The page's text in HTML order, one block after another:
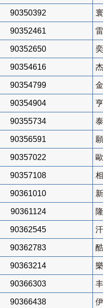
90350392
90352461
90352650
90354616
90354799
90354904
90355734
90356591
90357022
90357108
90361010
90361124
90362545
90362783
90363214
90366303
90366438